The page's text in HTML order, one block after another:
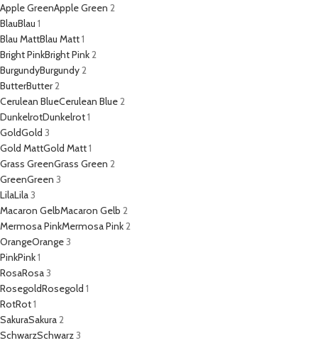
Apple GreenApple Green 2
BlauBlau 1
Blau MattBlau Matt1
Bright PinkBright Pink2
BurgundyBurgundy2
ButterButter2
Cerulean BlueCerulean Blue2
DunkelrotDunkelrot1
GoldGold 3
Gold MattGold Matt1
Grass GreenGrass Green 2
GreenGreen 3
LilaLila3
Macaron GelbMacaron Gelb 2
Mermosa PinkMermosa Pink2
OrangeOrange3
PinkPink1
RosaRosa3
RosegoldRosegold 1
RotRot1
SakuraSakura2
SchwarzSchwarz3